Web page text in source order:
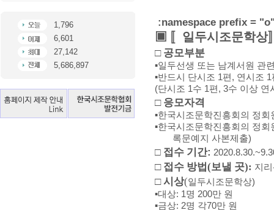
1,796
6,601
27,142
5,686,897
:namespace prefix =
▣ 〚 일두시조문학상
□ 공모부분
▪일두선생 또는 남계서원 관
▪반드시 단시조 1편, 연시조 1
(단시조 1수 1편, 3수 이상 연
□ 응모자격
▪한국시조문학진흥회의 정회
▪한국시조문학진흥회의 정회
록문예지 사본제출)
□ 접수 기간:
□ 접수 방법 (보낼 곳): 지
□시상(일두시조문학상)
▪대상: 1명 200만 원
▪금상: 2명 각70만 원